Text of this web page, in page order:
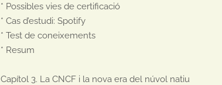
* Possibles vies de certificació
* Cas d’estudi: Spotify
* Test de coneixements
* Resum
Capítol 3. La CNCF i la nova era del núvol natiu